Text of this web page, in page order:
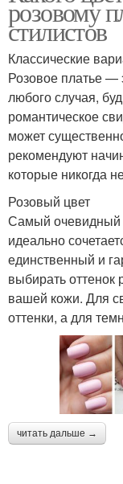
розовому
стилистов
Классические
Розовое платье —
любого случая,
романтическое
может
рекомендуют
которые никогда
Розовый цвет
Самый очевидный
идеально
единственный и
выбирать оттенок
вашей кожи. Для
оттенки, а для
читать дальше →